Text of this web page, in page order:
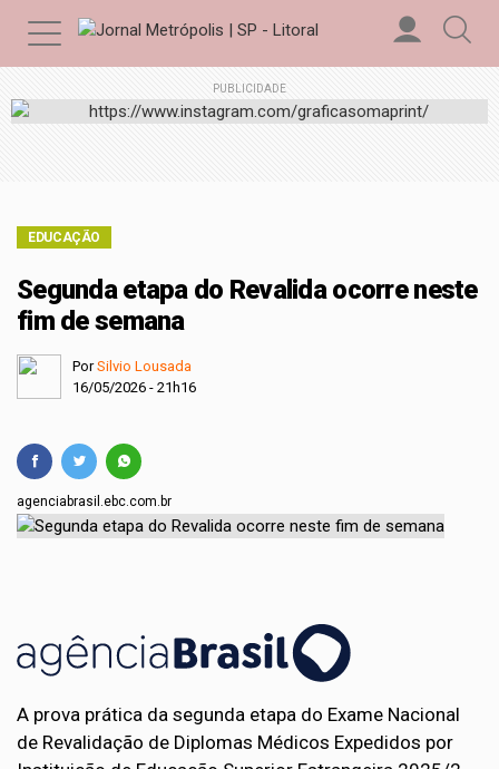
PUBLICIDADE
EDUCAÇÃO
Segunda etapa do Revalida ocorre neste
fim de semana
PorSilvio Lousada
16/05/2026 - 21h16
agenciabrasil.ebc.com.br
A prova prática da segunda etapa do Exame Nacional
de Revalidação de Diplomas Médicos Expedidos por